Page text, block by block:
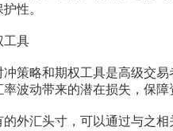
性。
具
略和期权工具是高级交易
波动带来的潜在损失，保障
汇头寸，可以通过与之相